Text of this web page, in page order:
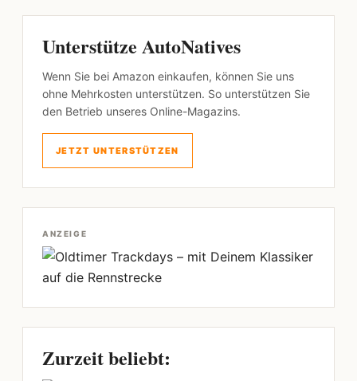
Unterstütze AutoNatives
Wenn Sie bei Amazon einkaufen, können Sie uns
ohne Mehrkosten unterstützen. So unterstützen Sie
den Betrieb unseres Online-Magazins.
JETZT UNTERSTÜTZEN
ANZEIGE
Zurzeit beliebt: